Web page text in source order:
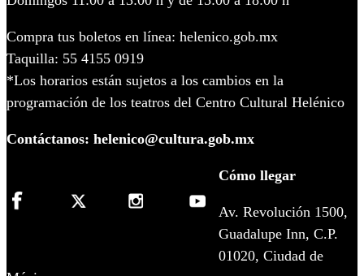
Compra tus boletos en línea: helenico.gob.mx
Taquilla: 55 4155 0919
*Los horarios están sujetos a los cambios en la
programación de los teatros del Centro Cultural Helénico
Contáctanos: helenico@cultura.gob.mx
Cómo llegar
Av. Revolución 1500,
Guadalupe Inn, C.P.
01020, Ciudad de